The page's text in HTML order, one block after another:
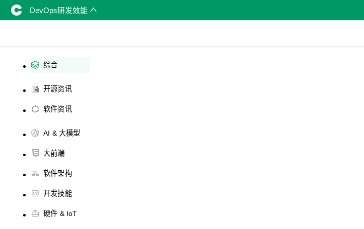
DevOps研发效能
综合
开源资讯
软件资讯
AI & 大模型
大前端
软件架构
开发技能
硬件 & IoT